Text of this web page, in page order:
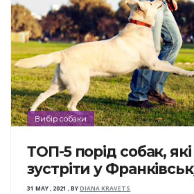
Вибір собаки
ТОП-5 порід собак,
зустріти у
31 MAY , 2021 ,BYDIANA KRAVETS